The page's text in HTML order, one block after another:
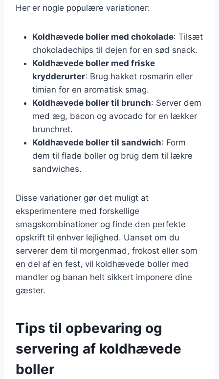
Her er nogle populære variationer:
Koldhævede boller med chokolade: Tilsæt
chokoladechips til dejen for en sød snack.
Koldhævede boller med friske
krydderurter: Brug hakket rosmarin eller
timian for en aromatisk smag.
Koldhævede boller til brunch: Server dem
med æg, bacon og avocado for en lækker
brunchret.
Koldhævede boller til sandwich: Form
dem til flade boller og brug dem til lækre
sandwiches.
Disse variationer gør det muligt at
eksperimentere med forskellige
smagskombinationer og finde den perfekte
opskrift til enhver lejlighed. Uanset om du
serverer dem til morgenmad, frokost eller som
en del af en fest, vil koldhævede boller med
mandler og banan helt sikkert imponere dine
gæster.
Tips til opbevaring og
servering af koldhævede
boller